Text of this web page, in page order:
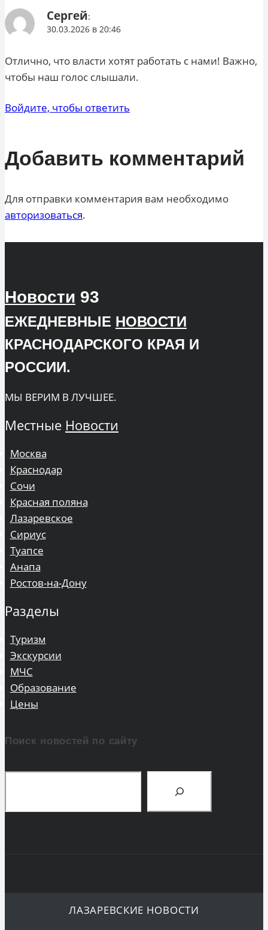
Сергей:
30.03.2026 в 20:46
Отлично, что власти хотят работать с нами! Важно,
чтобы наш голос слышали.
Войдите, чтобы ответить
Добавить комментарий
Для отправки комментария вам необходимо
авторизоваться.
Новости 93
ЕЖЕДНЕВНЫЕ НОВОСТИ
КРАСНОДАРСКОГО КРАЯ И
РОССИИ.
МЫ ВЕРИМ В ЛУЧШЕЕ.
Местные Новости
Москва
Краснодар
Сочи
Красная поляна
Лазаревское
Сириус
Туапсе
Анапа
Ростов-на-Дону
Разделы
Туризм
Экскурсии
МЧС
Образование
Цены
Поиск новостей по сайту
ЛАЗАРЕВСКИЕ НОВОСТИ